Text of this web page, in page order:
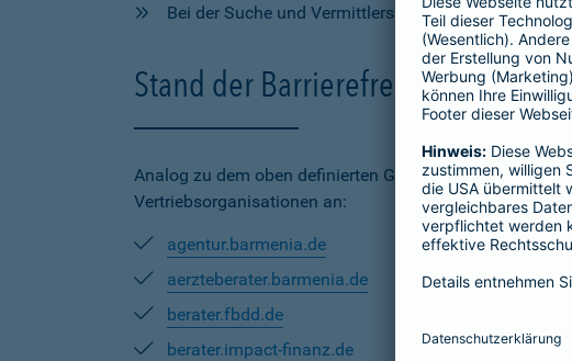
Bei der Suche und Vermittlersuche auf
Stand der Barrierefreiheit auf den
Analog zu dem oben definierten Geltungsbereich
Vertriebsorganisationen an:
agentur.barmenia.de
aerzteberater.barmenia.de
berater.fbdd.de
berater.impact-finanz.de